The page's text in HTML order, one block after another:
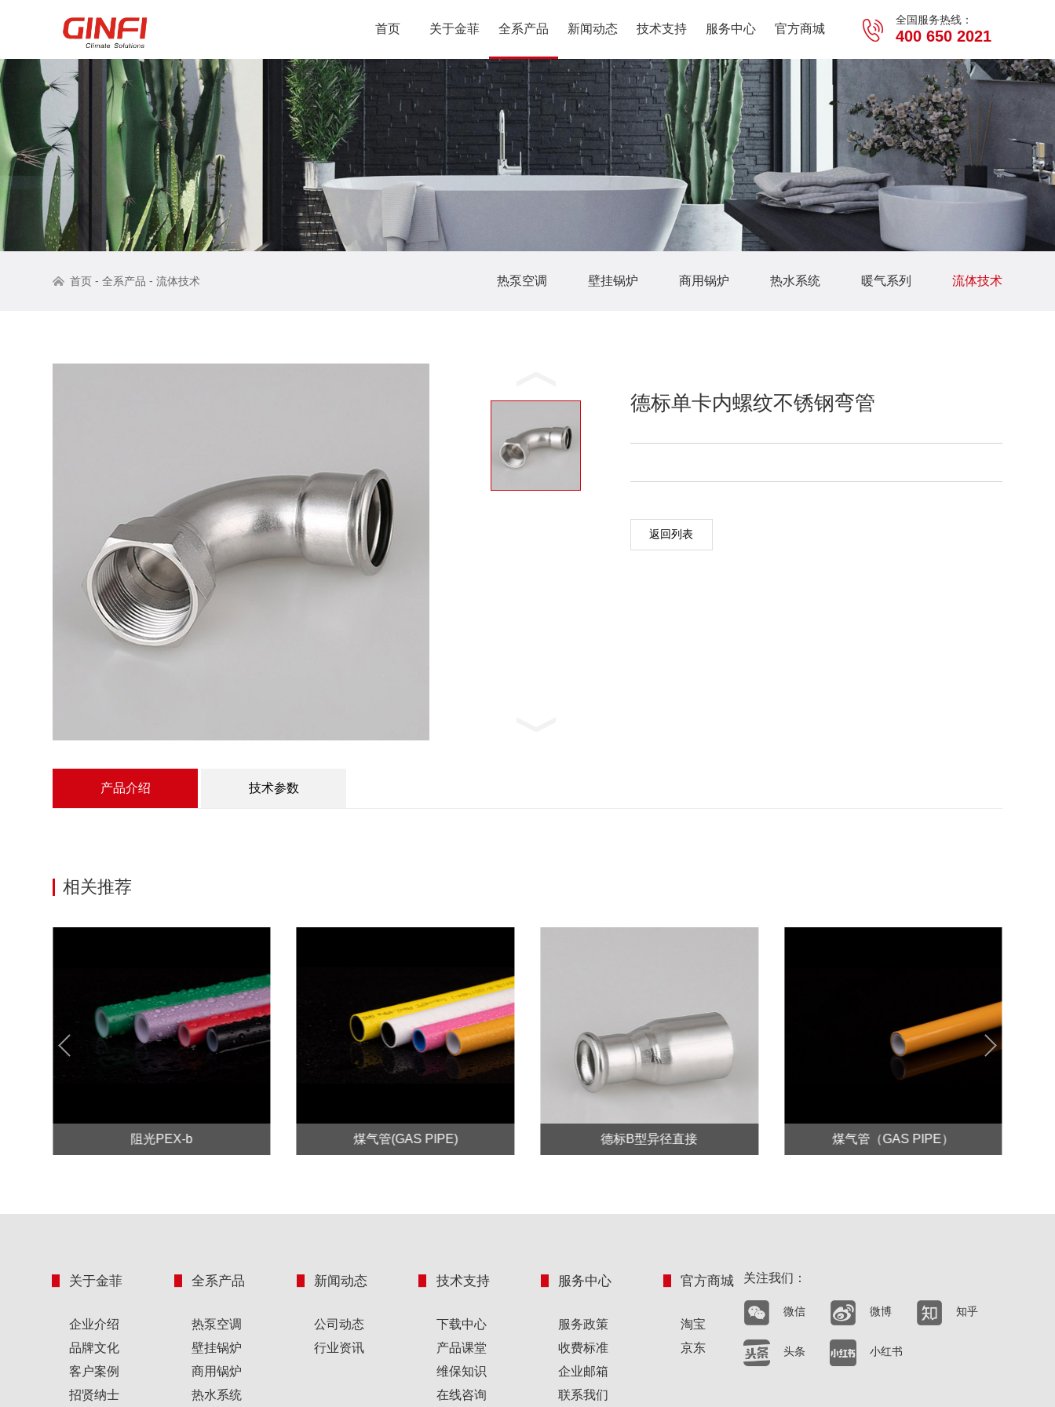
首页 关于金菲 全系产品 新闻动态 技术支持 服务中心 官方商城
全国服务热线：
400 650 2021
首页 -全系产品 -流体技术 热泵空调 壁挂锅炉 商用锅炉 热水系统 暖气系列 流体技术
德标单卡内螺纹不锈钢弯管
返回列表
产品介绍 技术参数
相关推荐
阻光PEX-b 煤气管(GAS PIPE) 德标B型异径直接 煤气管（GAS PIPE）
关于金菲
企业介绍
品牌文化
客户案例
招贤纳士
全系产品
热泵空调
壁挂锅炉
商用锅炉
热水系统
新闻动态
公司动态
行业资讯
技术支持
下载中心
产品课堂
维保知识
在线咨询
服务中心
服务政策
收费标准
企业邮箱
联系我们
官方商城
淘宝
京东
关注我们：
微信 微博 知乎
头条 小红书